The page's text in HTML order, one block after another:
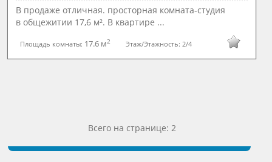
В продаже отличная. просторная комната-студия
в общежитии 17,6 м². В квартире ...
Площадь комнаты: 17.6 м2 Этаж/Этажность: 2/4
Всего на странице: 2